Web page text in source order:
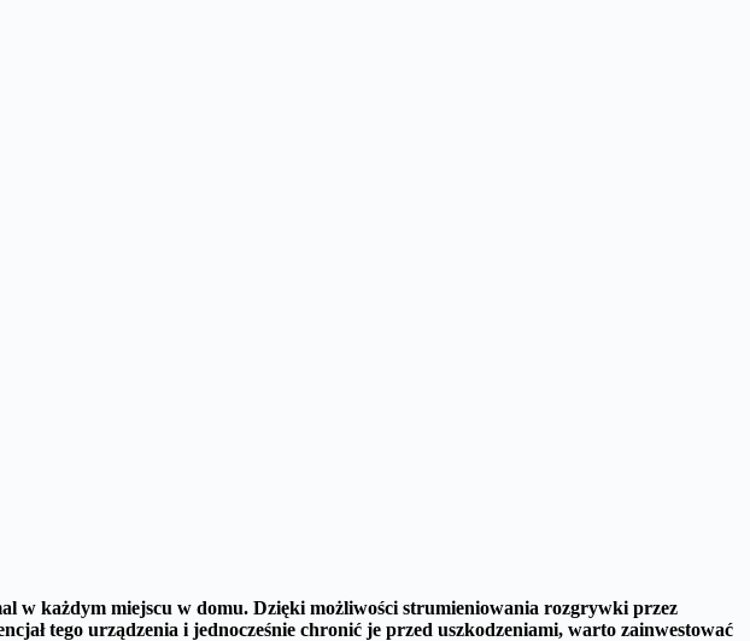
w każdym miejscu w domu. Dzięki możliwości strumieniowania rozgrywki przez
tego urządzenia i jednocześnie chronić je przed uszkodzeniami, warto zainwestować